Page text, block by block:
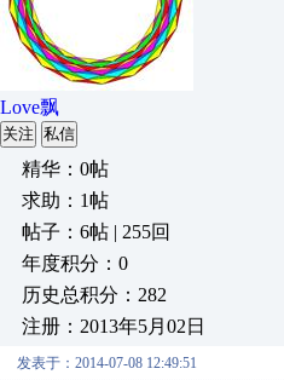
Love飘
关注 私信
精华：0帖
求助：1帖
帖子：6帖 | 255回
年度积分：0
历史总积分：282
注册：2013年5月02日
发表于：2014-07-08 12:49:51